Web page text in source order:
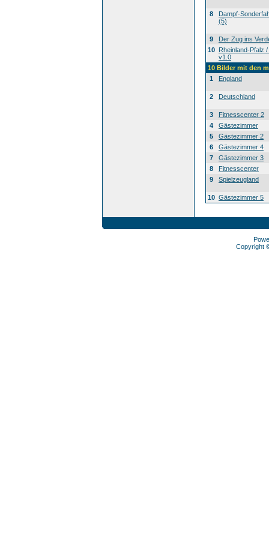
8
Dampf-
(5)
9
Der Zug ins
10 Rheinland-Pfalz
v1.0
10 Bilder mit den
1
England
2 Deutschland
3
Fitnesscenter 2
4
Gästezimmer
5
Gästezimmer 2
6
Gästezimmer 4
7
Gästezimmer 3
8
Fitnesscenter
9
Spielzeugland
10 Gästezimmer 5
Copyright